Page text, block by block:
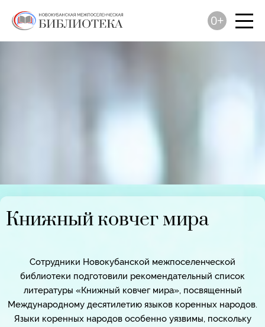
0+
Книжный ковчег мира
Сотрудники Новокубанской межпоселенческой
библиотеки подготовили рекомендательный список
литературы «Книжный ковчег мира», посвященный
Международному десятилетию языков коренных народов.
Языки коренных народов особенно уязвимы, поскольку